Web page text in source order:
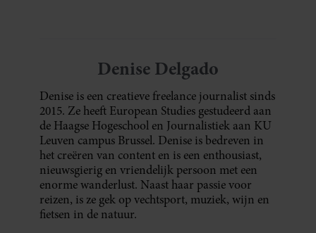
Denise Delgado
Denise is een creatieve freelance journalist sinds
2015. Ze heeft European Studies gestudeerd aan
de Haagse Hogeschool en Journalistiek aan KU
Leuven campus Brussel. Denise is bedreven in
het creëren van content en is een enthousiast,
nieuwsgierig en vriendelijk persoon met een
enorme wanderlust. Naast haar passie voor
reizen, is ze gek op vechtsport, muziek, wijn en
fietsen in de natuur.